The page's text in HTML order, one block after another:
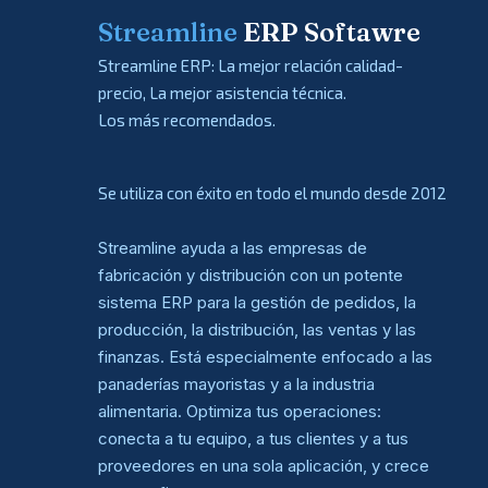
Streamline ERP Softawre
Streamline ERP: La mejor relación calidad-
precio, La mejor asistencia técnica.
Los más recomendados.
Se utiliza con éxito en todo el mundo desde 2012
Streamline ayuda a las empresas de
fabricación y distribución con un potente
sistema ERP para la gestión de pedidos, la
producción, la distribución, las ventas y las
finanzas. Está especialmente enfocado a las
panaderías mayoristas y a la industria
alimentaria. Optimiza tus operaciones:
conecta a tu equipo, a tus clientes y a tus
proveedores en una sola aplicación, y crece